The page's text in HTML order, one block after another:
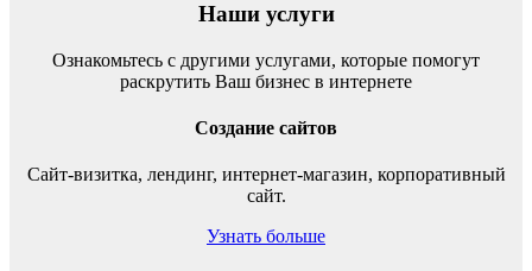
Наши услуги
Ознакомьтесь с другими услугами, которые помогут
раскрутить Ваш бизнес в интернете
Создание сайтов
Сайт-визитка, лендинг, интернет-магазин, корпоративный
сайт.
Узнать больше